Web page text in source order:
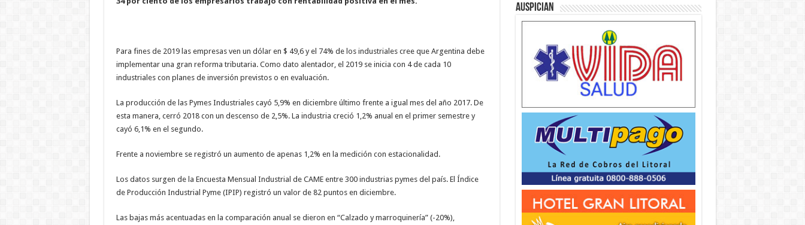
Para fines de 2019 las empresas ven un dólar en $ 49,6 y el 74% de los industriales cree que Argentina debe
implementar una gran reforma tributaria. Como dato alentador, el 2019 se inicia con 4 de cada 10
industriales con planes de inversión previstos o en evaluación.
La producción de las Pymes Industriales cayó 5,9% en diciembre último frente a igual mes del año 2017. De
esta manera, cerró 2018 con un descenso de 2,5%. La industria creció 1,2% anual en el primer semestre y
cayó 6,1% en el segundo.
Frente a noviembre se registró un aumento de apenas 1,2% en la medición con estacionalidad.
Los datos surgen de la Encuesta Mensual Industrial de CAME entre 300 industrias pymes del país. El Índice
de Producción Industrial Pyme (IPIP) registró un valor de 82 puntos en diciembre.
Las bajas más acentuadas en la comparación anual se dieron en “Calzado y marroquinería” (-20%),
Auspician